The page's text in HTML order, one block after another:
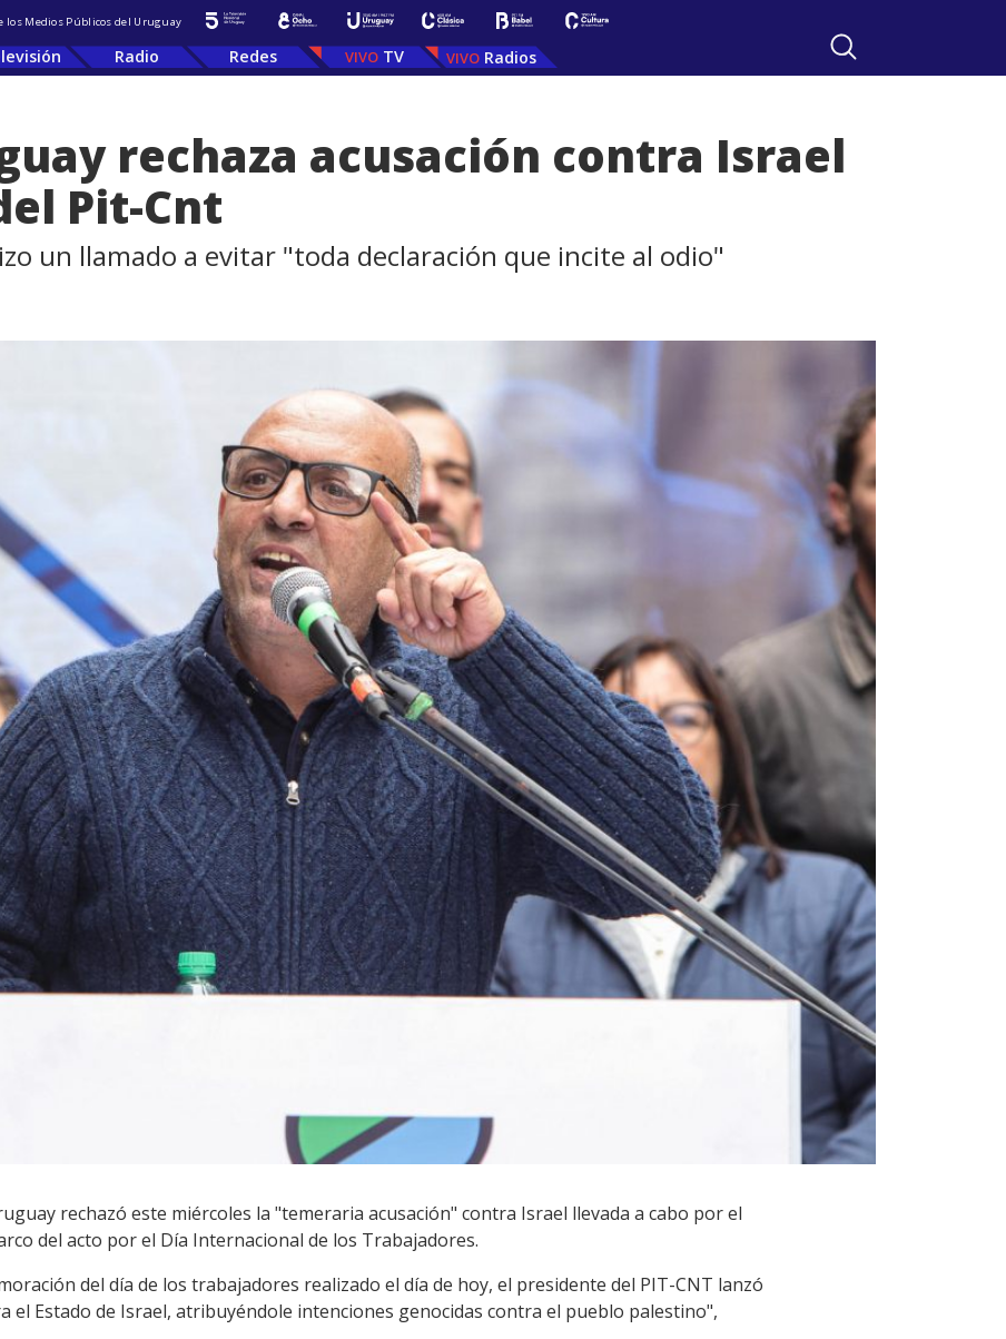
los Medios Públicos del Uruguay
Radio Redes TV Radios
rechaza acusación contra Israel
Pit-Cnt
un llamado a evitar "toda declaración que incite al odio"
rechazó este miércoles la "temeraria acusación" contra Israel llevada a cabo por el
del acto por el Día Internacional de los Trabajadores.
del día de los trabajadores realizado el día de hoy, el presidente del PIT-CNT lanzó
el Estado de Israel, atribuyéndole intenciones genocidas contra el pueblo palestino",